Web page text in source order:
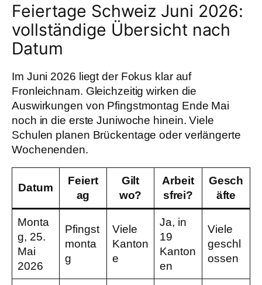
Feiertage Schweiz Juni 2026:
vollständige Übersicht nach
Datum
Im Juni 2026 liegt der Fokus klar auf
Fronleichnam. Gleichzeitig wirken die
Auswirkungen von Pfingstmontag Ende Mai
noch in die erste Juniwoche hinein. Viele
Schulen planen Brückentage oder verlängerte
Wochenenden.
Datum
Feiert
ag
Gilt
wo?
Arbeit
sfrei?
Gesch
äfte
Monta
g, 25.
Mai
2026
Pfingst
monta
g
Viele
Kanton
e
Ja, in
19
Kanton
en
Viele
geschl
ossen